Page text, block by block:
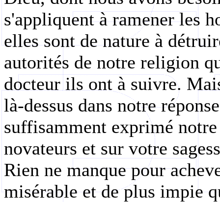
s'appliquent à ramener les
elles sont de nature à
autorités de notre religion
docteur ils ont à suivre.
là-dessus dans notre
suffisamment exprimé
novateurs et sur votre
Rien ne manque pour
misérable et de plus impie